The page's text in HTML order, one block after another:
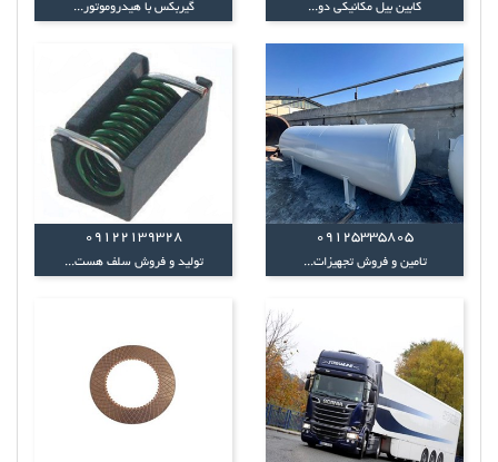
کابین بیل مکانیکی دو... گیربکس با هیدروموتور...
09125335805
تامین و فروش تجهیزات...
09122139328
تولید و فروش سلف هست...